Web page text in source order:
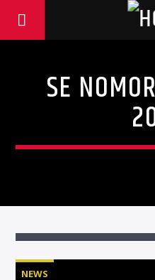
SE
NEWS